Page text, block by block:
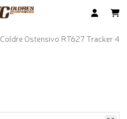
Coldre Ostensivo RT627 Tracker 4